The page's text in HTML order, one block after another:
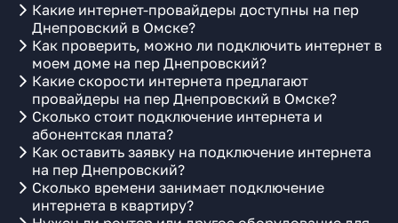
Какие интернет-провайдеры доступны на пер
Днепровский в Омске?
Как проверить, можно ли подключить интернет в
моем доме на пер Днепровский?
Какие скорости интернета предлагают
провайдеры на пер Днепровский в Омске?
Сколько стоит подключение интернета и
абонентская плата?
Как оставить заявку на подключение интернета
на пер Днепровский?
Сколько времени занимает подключение
интернета в квартиру?